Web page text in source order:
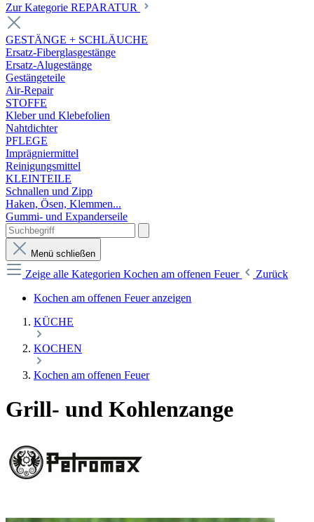
Zur Kategorie REPARATUR
GESTÄNGE + SCHLÄUCHE
Ersatz-Fiberglasgestänge
Ersatz-Alugestänge
Gestängeteile
Air-Repair
STOFFE
Kleber und Klebefolien
Nahtdichter
PFLEGE
Imprägniermittel
Reinigungsmittel
KLEINTEILE
Schnallen und Zipp
Haken, Ösen, Klemmen...
Gummi- und Expanderseile
Menü schließen
Zeige alle Kategorien Kochen am offenen Feuer
Zurück
Kochen am offenen Feuer anzeigen
KÜCHE
KOCHEN
Kochen am offenen Feuer
Grill- und Kohlenzange